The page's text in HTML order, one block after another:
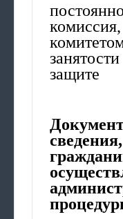
защите